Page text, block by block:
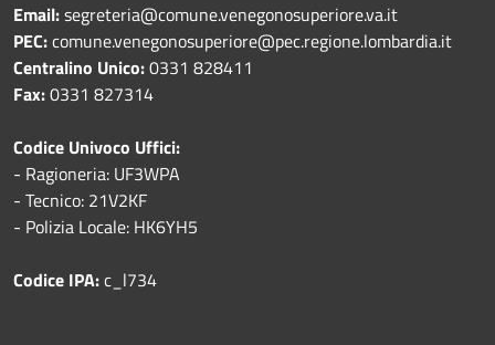
Email:segreteria@comune.venegonosuperiore.va.it
PEC:comune.venegonosuperiore@pec.regione.lombardia.it
Centralino Unico:0331 828411
Fax:0331 827314
Codice Univoco Uffici:
- Ragioneria: UF3WPA
- Tecnico: 21V2KF
- Polizia Locale: HK6YH5
Codice IPA:c_l734